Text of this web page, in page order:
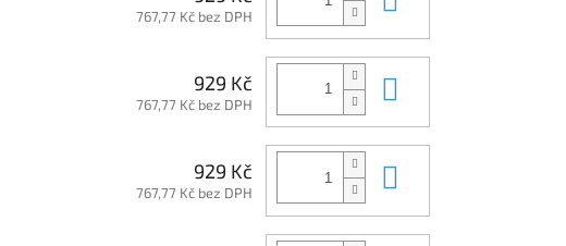
767,77 Kč bez DPH
929 Kč
767,77 Kč bez DPH
929 Kč
767,77 Kč bez DPH